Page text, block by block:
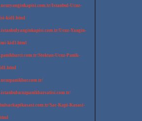
Istanbul-Ucuz-
kid1.html
Ucuz-Yangin-
kid3.html
Stoktan-Ucuz-Panik-
Sac-Kapi-Kasasi-